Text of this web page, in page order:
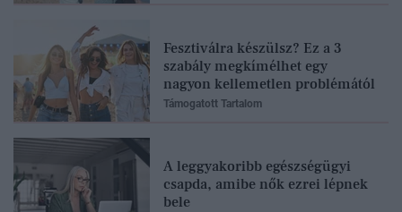
Fesztiválra készülsz? Ez a 3
szabály megkímélhet egy
nagyon kellemetlen problémától
Támogatott Tartalom
A leggyakoribb egészségügyi
csapda, amibe nők ezrei lépnek
bele